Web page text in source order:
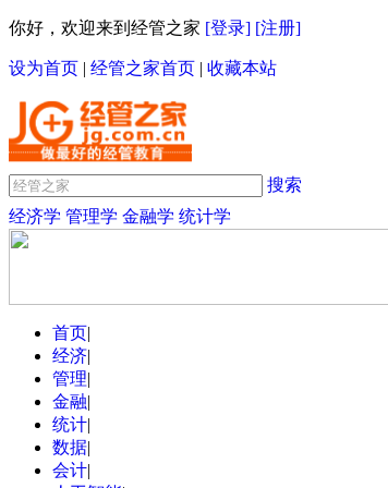
你好，欢迎来到经管之家 [登录] [注册]
设为首页 | 经管之家首页 | 收藏本站
搜索
经济学 管理学 金融学 统计学
首页|
经济|
管理|
金融|
统计|
数据|
会计|